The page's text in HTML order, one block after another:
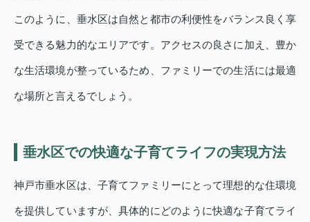
このように、垂水区は自然と都市の利便性をバランス良く享
受できる魅力的なエリアです。アクセスの良さに加え、豊か
な生活環境が整っているため、ファミリーでの生活には最適
な場所と言えるでしょう。
垂水区での快適な子育てライフの実現方法
神戸市垂水区は、子育てファミリーにとって理想的な住環境
を提供していますが、具体的にどのように快適な子育てライ